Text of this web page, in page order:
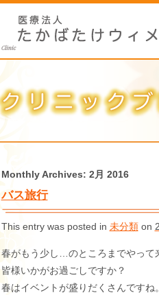
Monthly Archives: 2月 2016
バス旅行
This entry was posted in 未分類on
春がもう少し…のところまでやって
皆様いかがお過ごしですか？
春はイベントが盛りだくさんですね。